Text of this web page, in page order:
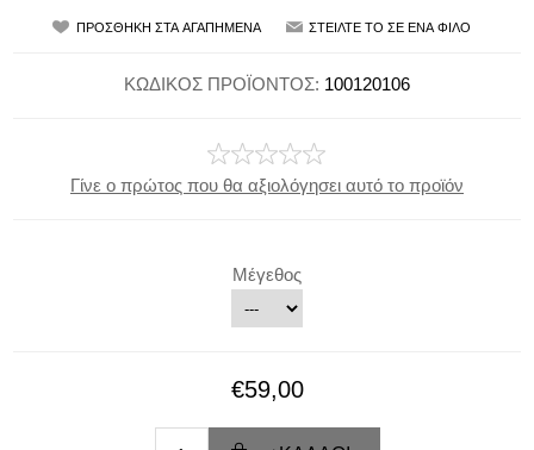
ΚΩΔΙΚΟΣ ΠΡΟΪΟΝΤΟΣ: 100120106
Γίνε ο πρώτος που θα αξιολόγησει αυτό το προϊόν
Μέγεθος
€59,00